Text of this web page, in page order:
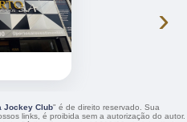
›
Jockey Club" é de direito reservado. Sua
links, é proibida sem a autorização do autor.